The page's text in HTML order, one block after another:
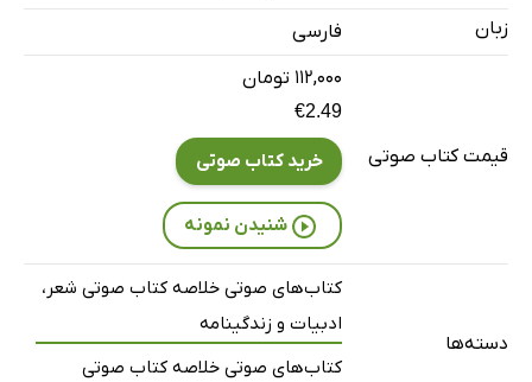
زبان
فارسی
قیمت کتاب صوتی
۱۱۲,۰۰۰ تومان
€2.49
خرید کتاب صوتی
شنیدن نمونه
دسته‌ها
کتاب‌های صوتی خلاصه کتاب صوتی شعر،
ادبیات و زندگینامه
کتاب‌های صوتی خلاصه کتاب صوتی